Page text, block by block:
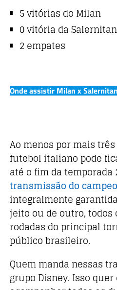
5 vitórias do Milan
0 vitória da
2 empates
Onde assistir Milan x
Ao menos por mais
futebol italiano pode
até o fim da temporada
transmissão do
integralmente
jeito ou de outro, todos
rodadas do principal
público brasileiro.
Quem manda nessas
grupo Disney. Isso